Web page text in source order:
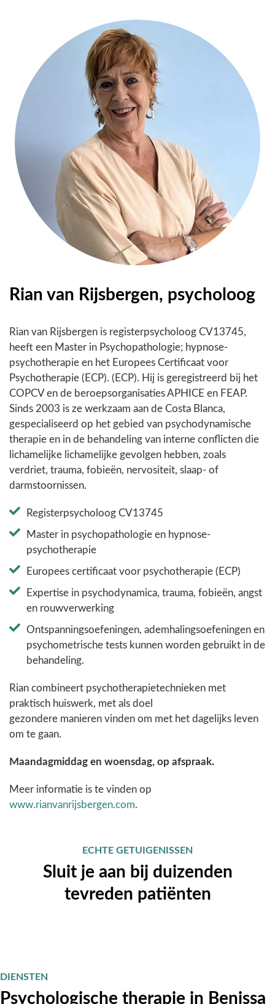
Rian van Rijsbergen, psycholoog
Rian van Rijsbergen is registerpsycholoog CV13745,
heeft een Master in Psychopathologie; hypnose-
psychotherapie en het Europees Certificaat voor
Psychotherapie (ECP). (ECP). Hij is geregistreerd bij het
COPCV en de beroepsorganisaties APHICE en FEAP.
Sinds 2003 is ze werkzaam aan de Costa Blanca,
gespecialiseerd op het gebied van psychodynamische
therapie en in de behandeling van interne conflicten die
lichamelijke lichamelijke gevolgen hebben, zoals
verdriet, trauma, fobieën, nervositeit, slaap- of
darmstoornissen.
Registerpsycholoog CV13745
Master in psychopathologie en hypnose-
psychotherapie
Europees certificaat voor psychotherapie (ECP)
Expertise in psychodynamica, trauma, fobieën, angst
en rouwverwerking
Ontspanningsoefeningen, ademhalingsoefeningen en
psychometrische tests kunnen worden gebruikt in de
behandeling.
Rian combineert psychotherapietechnieken met
praktisch huiswerk, met als doel
gezondere manieren vinden om met het dagelijks leven
om te gaan.
Maandagmiddag en woensdag, op afspraak.
Meer informatie is te vinden op
www.rianvanrijsbergen.com.
ECHTE GETUIGENISSEN
Sluit je aan bij duizenden
tevreden patiënten
DIENSTEN
Psychologische therapie in Benissa